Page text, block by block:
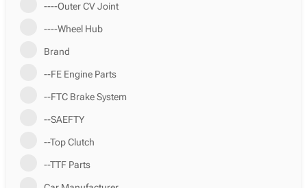
----Outer CV Joint
----Wheel Hub
Brand
--FE Engine Parts
--FTC Brake System
--SAEFTY
--Top Clutch
--TTF Parts